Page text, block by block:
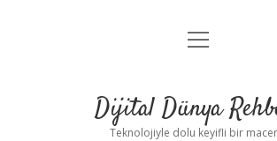
Anasayfa
Yasal Uyarı
menüyü
Dijital Dünya
Teknolojiyle dolu keyifli bir